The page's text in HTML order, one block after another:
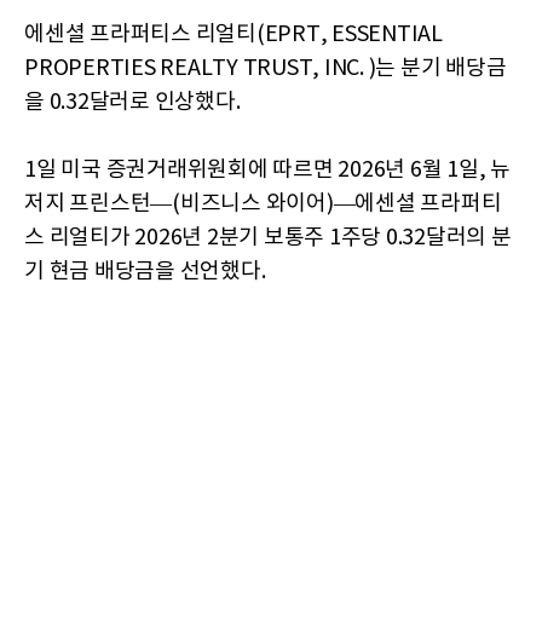
에센셜 프라퍼티스 리얼티(EPRT, ESSENTIAL
PROPERTIES REALTY TRUST, INC. )는 분기 배당금
을 0.32달러로 인상했다.
1일 미국 증권거래위원회에 따르면 2026년 6월 1일, 뉴
저지 프린스턴—(비즈니스 와이어)—에센셜 프라퍼티
스 리얼티가 2026년 2분기 보통주 1주당 0.32달러의 분
기 현금 배당금을 선언했다.